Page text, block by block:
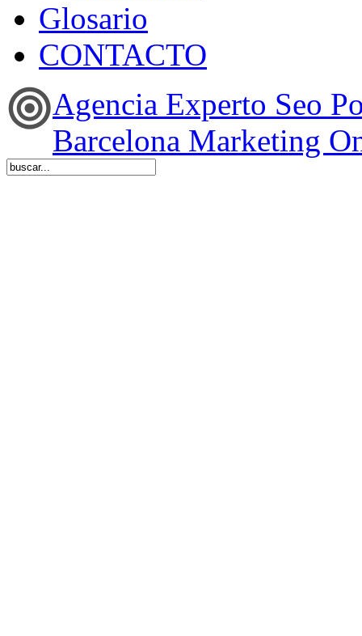
Glosario
CONTACTO
Agencia Experto Seo
Barcelona Marketing